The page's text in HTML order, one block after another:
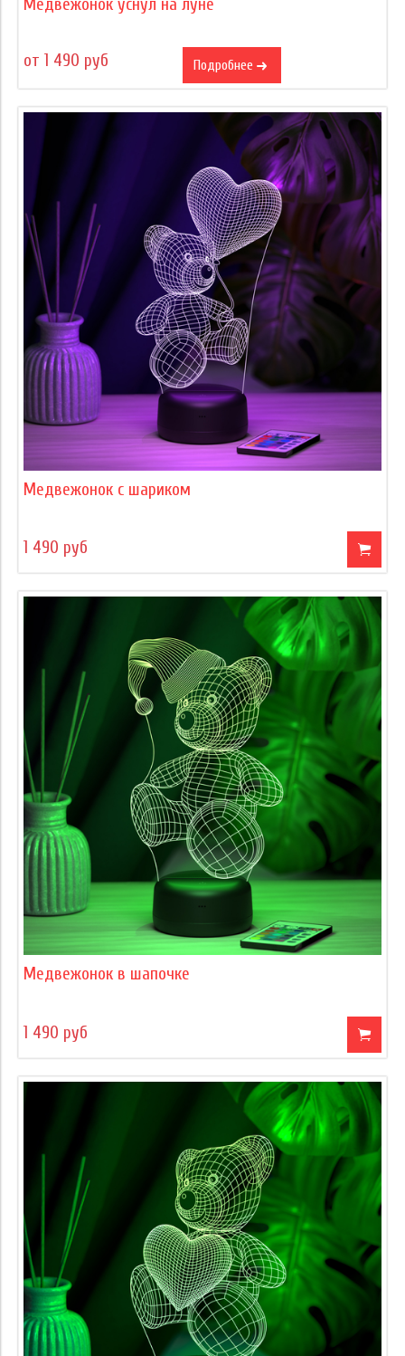
Медвежонок уснул на луне
от 1 490 руб Подробнее
Медвежонок с шариком
1 490 руб
Медвежонок в шапочке
1 490 руб